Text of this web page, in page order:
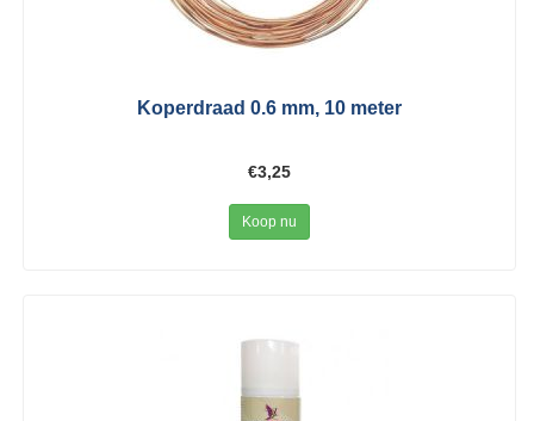
Koperdraad 0.6 mm, 10 meter
€3,25
Koop nu